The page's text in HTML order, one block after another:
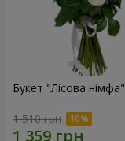
Букет "Лісова німфа"
1 510 грн